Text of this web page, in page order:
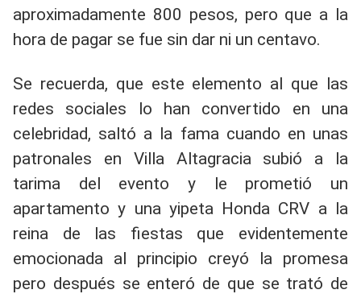
aproximadamente 800 pesos, pero que a la
hora de pagar se fue sin dar ni un centavo.
Se recuerda, que este elemento al que las
redes sociales lo han convertido en una
celebridad, saltó a la fama cuando en unas
patronales en Villa Altagracia subió a la
tarima del evento y le prometió un
apartamento y una yipeta Honda CRV a la
reina de las fiestas que evidentemente
emocionada al principio creyó la promesa
pero después se enteró de que se trató de